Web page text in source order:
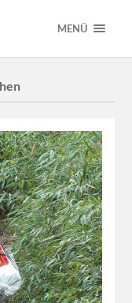
MENÜ